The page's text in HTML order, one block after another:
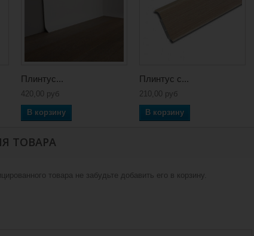
Плинтус...
420,00 руб
В корзину
Плинтус с...
210,00 руб
В корзину
ТОВАРА
товара не забудьте добавить его в корзину.